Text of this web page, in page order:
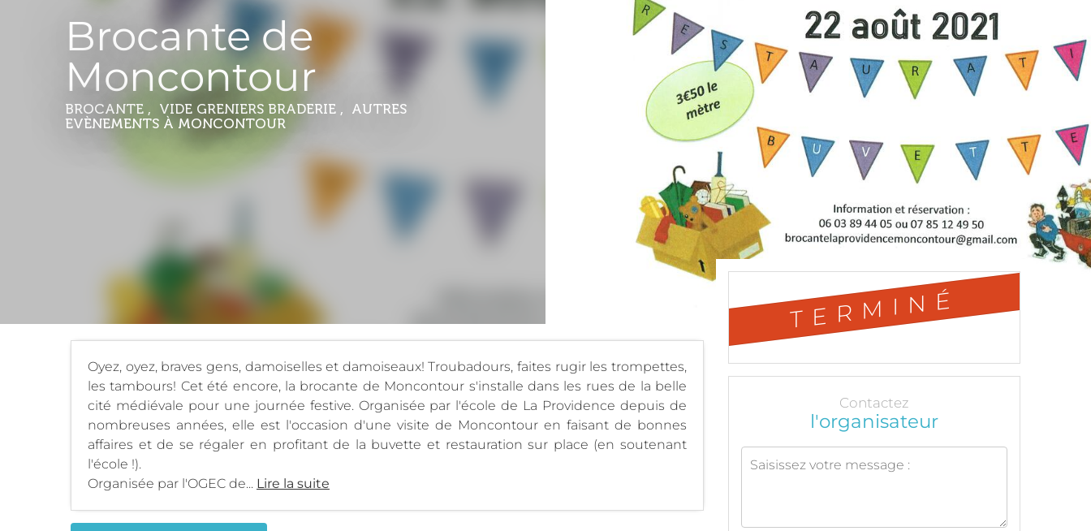
Brocante de
Moncontour
BROCANTE , VIDE GRENIERS BRADERIE , AUTRES
EVÈNEMENTS À MONCONTOUR
Oyez, oyez, braves gens, damoiselles et damoiseaux! Troubadours, faites rugir les trompettes,
les tambours! Cet été encore, la brocante de Moncontour s'installe dans les rues de la belle
cité médiévale pour une journée festive. Organisée par l'école de La Providence depuis de
nombreuses années, elle est l'occasion d'une visite de Moncontour en faisant de bonnes
affaires et de se régaler en profitant de la buvette et restauration sur place (en soutenant
l'école !).
Organisée par l'OGEC de... Lire la suite
TERMINÉ
Contactez
l'organisateur